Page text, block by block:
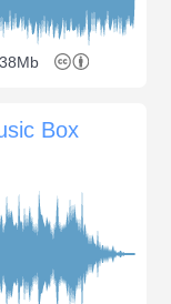
Box